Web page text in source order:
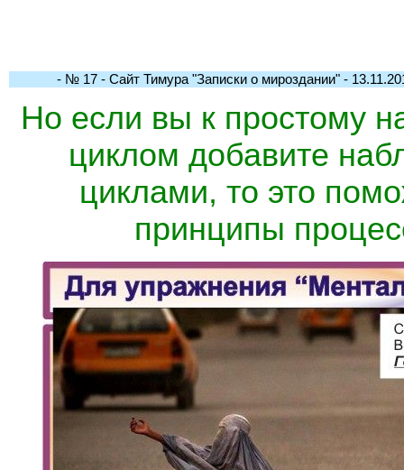
- № 17 - Сайт Тимура "Записки о мироздании" -
Но если вы к простому
циклом добавите
циклами, то это
принципы